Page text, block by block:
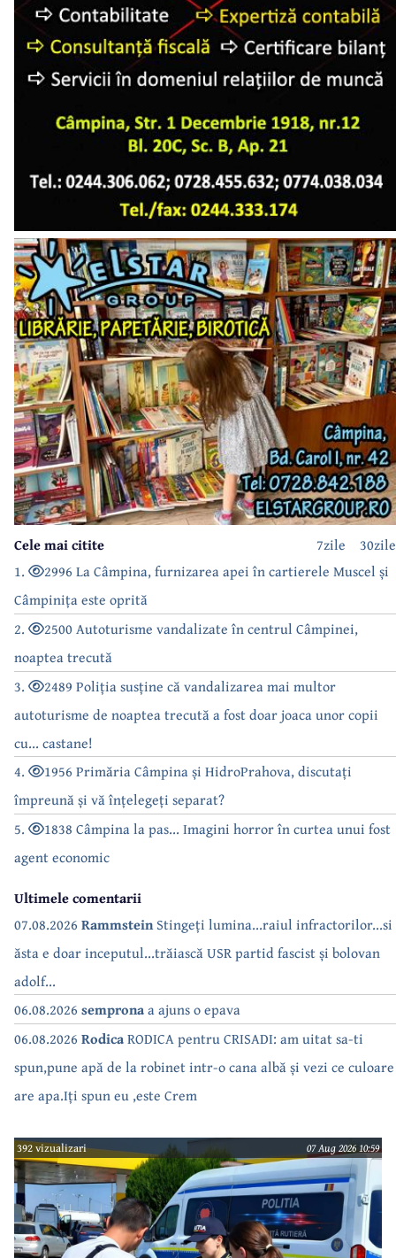
30zile
7zile
Cele mai citite
1.
2996 La Câmpina, furnizarea apei în cartierele Muscel și
Câmpinița este oprită
2.
2500 Autoturisme vandalizate în centrul Câmpinei,
noaptea trecută
3.
2489 Poliția susține că vandalizarea mai multor
autoturisme de noaptea trecută a fost doar joaca unor copii
cu... castane!
4.
1956 Primăria Câmpina și HidroPrahova, discutați
împreună și vă înțelegeți separat?
5.
1838 Câmpina la pas... Imagini horror în curtea unui fost
agent economic
Ultimele comentarii
07.08.2026 RammsteinStingeți lumina...raiul infractorilor...si
ăsta e doar inceputul...trăiască USR partid fascist și bolovan
adolf...
06.08.2026 sempronaa ajuns o epava
06.08.2026 RodicaRODICA pentru CRISADI: am uitat sa-ti
spun,pune apă de la robinet intr-o cana albă și vezi ce culoare
are apa.Iți spun eu ,este Crem
392 vizualizari 07 Aug 2026 10:59